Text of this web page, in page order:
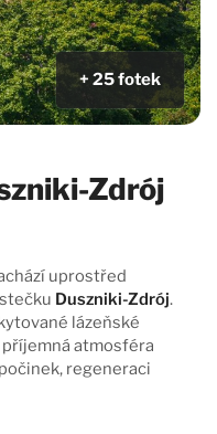
+ 25 fotek
Zdrój
uprostřed
Duszniki-Zdrój.
lázeňské
atmosféra
regeneraci